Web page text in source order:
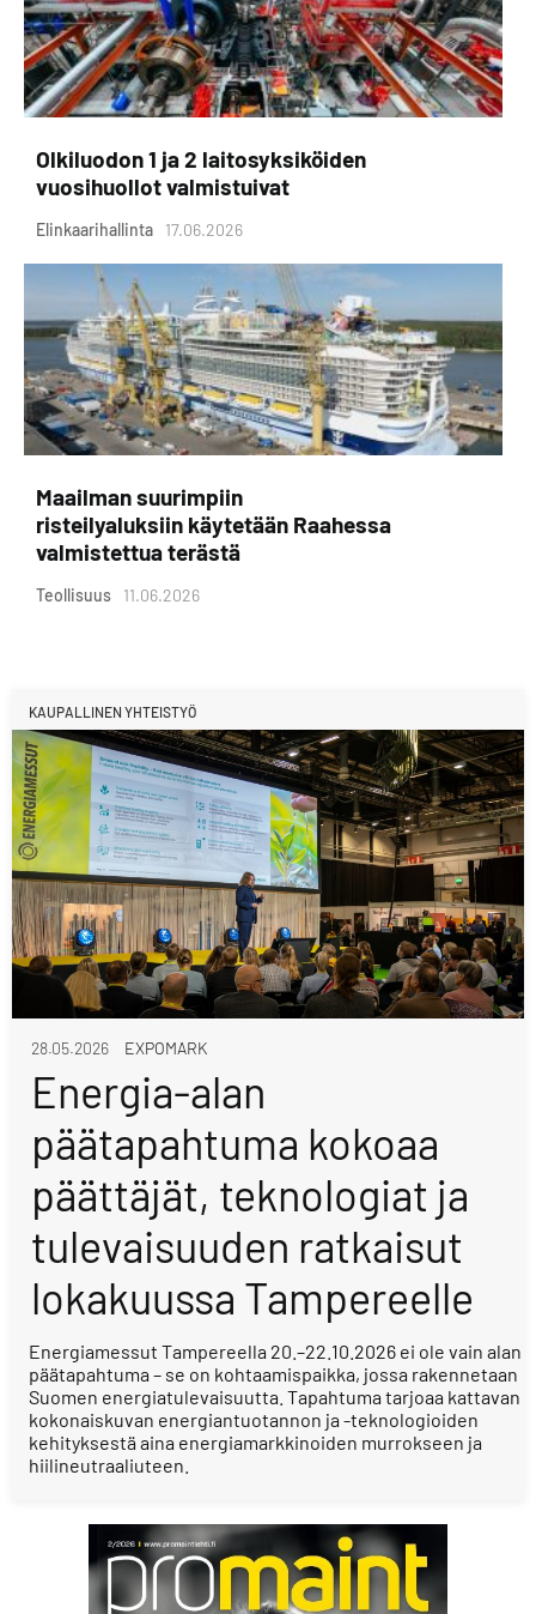
Olkiluodon 1 ja 2 laitosyksiköiden
vuosihuollot valmistuivat
Elinkaarihallinta 17.06.2026
Maailman suurimpiin
risteilyaluksiin käytetään Raahessa
valmistettua terästä
Teollisuus 11.06.2026
KAUPALLINEN YHTEISTYÖ
28.05.2026 EXPOMARK
Energia-alan
päätapahtuma kokoaa
päättäjät, teknologiat ja
tulevaisuuden ratkaisut
lokakuussa Tampereelle
Energiamessut Tampereella 20.–22.10.2026 ei ole vain alan
päätapahtuma – se on kohtaamispaikka, jossa rakennetaan
Suomen energiatulevaisuutta. Tapahtuma tarjoaa kattavan
kokonaiskuvan energiantuotannon ja -teknologioiden
kehityksestä aina energiamarkkinoiden murrokseen ja
hiilineutraaliuteen.